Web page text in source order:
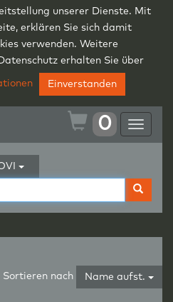
unserer Dienste. Mit
erklären Sie sich damit
verwenden. Weitere
erhalten Sie über
Einverstanden
Toggle
0
Sortieren nach Name aufst.